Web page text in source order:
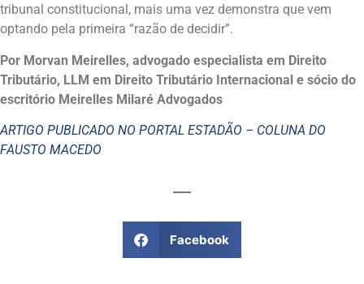
tribunal constitucional, mais uma vez demonstra que vem
optando pela primeira “razão de decidir”.
Por Morvan Meirelles, advogado especialista em Direito
Tributário, LLM em Direito Tributário Internacional e sócio do
escritório Meirelles Milaré Advogados
ARTIGO PUBLICADO NO PORTAL ESTADÃO – COLUNA DO
FAUSTO MACEDO
Facebook